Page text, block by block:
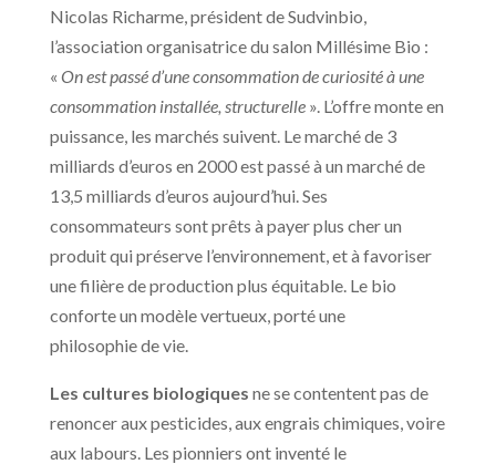
Nicolas Richarme, président de Sudvinbio,
l’association organisatrice du salon Millésime Bio :
« On est passé d’une consommation de curiosité à une
consommation installée, structurelle». L’offre monte en
puissance, les marchés suivent. Le marché de 3
milliards d’euros en 2000 est passé à un marché de
13,5 milliards d’euros aujourd’hui. Ses
consommateurs sont prêts à payer plus cher un
produit qui préserve l’environnement, et à favoriser
une filière de production plus équitable. Le bio
conforte un modèle vertueux, porté une
philosophie de vie.
Les cultures biologiques ne se contentent pas de
renoncer aux pesticides, aux engrais chimiques, voire
aux labours. Les pionniers ont inventé le